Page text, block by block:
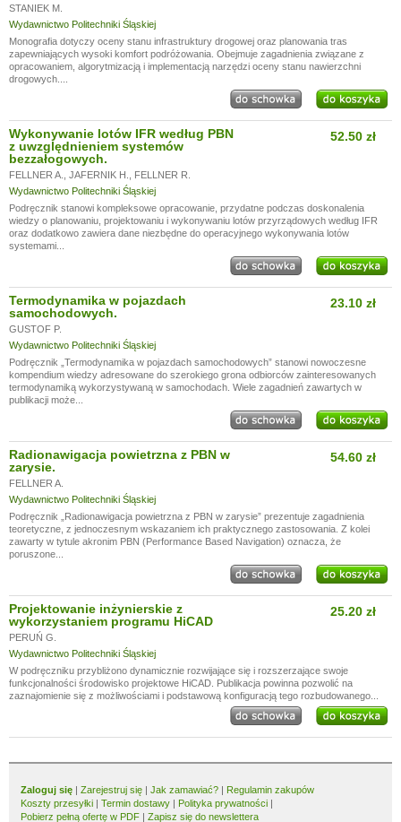
STANIEK M.
Wydawnictwo Politechniki Śląskiej
Monografia dotyczy oceny stanu infrastruktury drogowej oraz planowania tras
zapewniających wysoki komfort podróżowania. Obejmuje zagadnienia związane z
opracowaniem, algorytmizacją i implementacją narzędzi oceny stanu nawierzchni
drogowych....
Wykonywanie lotów IFR według PBN
z uwzględnieniem systemów
bezzałogowych.
FELLNER A. JAFERNIK H.
FELLNER R.
Wydawnictwo Politechniki Śląskiej
52.50 zł
Podręcznik stanowi kompleksowe opracowanie, przydatne podczas doskonalenia
wiedzy o planowaniu, projektowaniu i wykonywaniu lotów przyrządowych według IFR
oraz dodatkowo zawiera dane niezbędne do operacyjnego wykonywania lotów
systemami...
Termodynamika w pojazdach
samochodowych.
GUSTOF P.
Wydawnictwo Politechniki Śląskiej
23.10 zł
Podręcznik „Termodynamika w pojazdach samochodowych” stanowi nowoczesne
kompendium wiedzy adresowane do szerokiego grona odbiorców zainteresowanych
termodynamiką wykorzystywaną w samochodach. Wiele zagadnień zawartych w
publikacji może...
Radionawigacja powietrzna z PBN w
zarysie.
FELLNER A.
Wydawnictwo Politechniki Śląskiej
54.60 zł
Podręcznik „Radionawigacja powietrzna z PBN w zarysie” prezentuje zagadnienia
teoretyczne, z jednoczesnym wskazaniem ich praktycznego zastosowania. Z kolei
zawarty w tytule akronim PBN (Performance Based Navigation) oznacza, że
poruszone...
Projektowanie inżynierskie z
wykorzystaniem programu HiCAD
PERUŃ G.
Wydawnictwo Politechniki Śląskiej
25.20 zł
W podręczniku przybliżono dynamicznie rozwijające się i rozszerzające swoje
funkcjonalności środowisko projektowe HiCAD. Publikacja powinna pozwolić na
zaznajomienie się z możliwościami i podstawową konfiguracją tego rozbudowanego...
Zaloguj się | Zarejestruj się | Jak zamawiać? | Regulamin zakupów
Koszty przesyłki | Termin dostawy | Polityka prywatności |
Pobierz pełną ofertę w PDF | Zapisz się do newslettera